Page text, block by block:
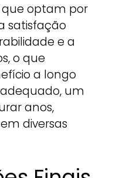
que optam por
satisfação
e a
o que
a longo
um
anos,
diversas